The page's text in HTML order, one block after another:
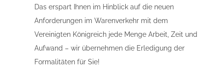
Das erspart Ihnen im Hinblick auf die neuen
Anforderungen im Warenverkehr mit dem
Vereinigten Königreich jede Menge Arbeit, Zeit und
Aufwand – wir übernehmen die Erledigung der
Formalitäten für Sie!